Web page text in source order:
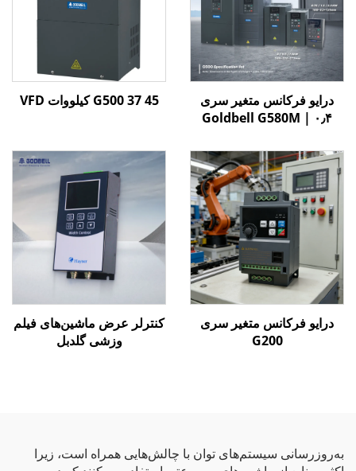
درایو فرکانس متغیر سری
Goldbell G580M | ۰٫۴
کنترل V/F و برداری | درایو
فرکانس متغیر با گواهینامه
CE
G500 37 45 کیلووات VFD
درایو فرکانس متغیر سری
G200
کنترلر عرض ماشین‌های فیلم
وزشی گلدبل
به‌روزرسانی سیستم‌های توان با چالش‌هایی همراه است، زیرا